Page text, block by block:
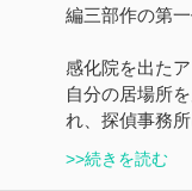
編三部作の第一
感化院を出た
自分の居場所
れ、探偵事務
>>続きを読む